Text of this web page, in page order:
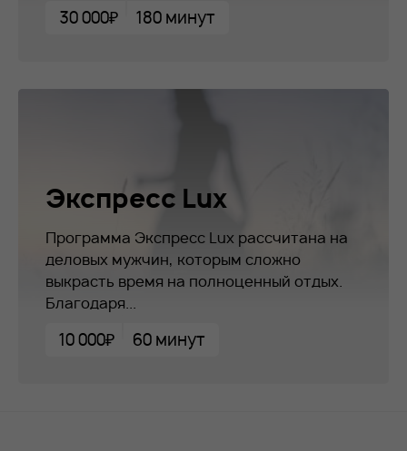
30 000₽ 180 минут
Экспресс Lux
Программа Экспресс Lux рассчитана на
деловых мужчин, которым сложно
выкрасть время на полноценный отдых.
Благодаря...
10 000₽ 60 минут